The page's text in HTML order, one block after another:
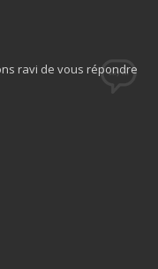
ravi de vous répondre